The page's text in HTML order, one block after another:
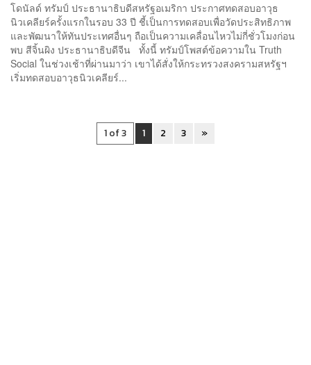
โดนัลด์ ทรัมป์ ประธานาธิบดีสหรัฐอเมริกา ประกาศทดสอบอาวุธ
นิวเคลียร์ครั้งแรกในรอบ 33 ปี ชี้เป็นการทดสอบเพื่อวัดประสิทธิภาพ
และพัฒนาให้ทันประเทศอื่นๆ ถือเป็นความเคลื่อนไหวไม่กี่ชั่วโมงก่อน
พบ สีจิ้นผิง ประธานาธิบดีจีน ทั้งนี้ ทรัมป์โพสต์ข้อความใน Truth
Social ในช่วงเช้าที่ผ่านมาว่า เขาได้สั่งให้กระทรวงสงครามสหรัฐฯ
เริ่มทดสอบอาวุธนิวเคลียร์...
1 of 3 1 2 3 »